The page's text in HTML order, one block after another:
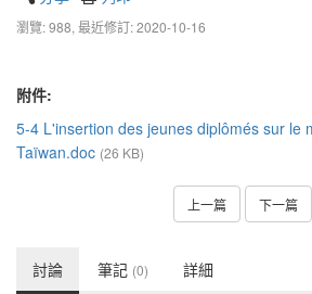
瀏覽: 988, 最近修訂: 2020-10-16
附件:
5-4 L'insertion des jeunes diplômés sur le
Taïwan.doc (26 KB)
上一篇 下一篇
討論 筆記 (0) 詳細